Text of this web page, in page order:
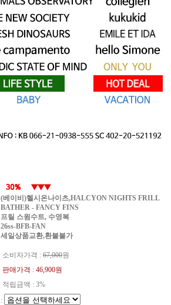
(베이비)헬시온나이츠,HALCYON NIGHTS FRILL
BATHER - FANCY FINS
프릴 스윔수트, 수영복
26ss-BFB-FAN
세일상품교환,환불불가
소비자가격 : 67,000원
판매가격 : 46,900원
적립금액 : 3%
: